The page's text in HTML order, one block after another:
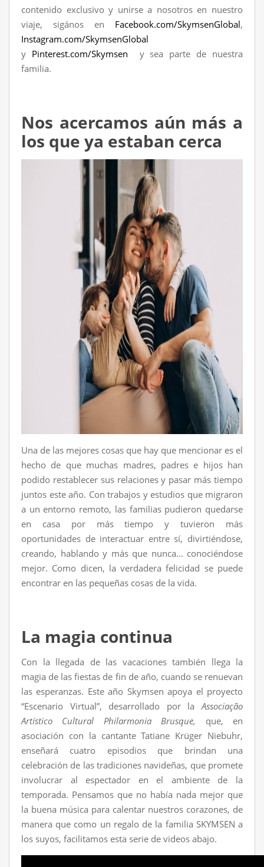
contenido exclusivo y unirse a nosotros en nuestro
viaje, sigános en Facebook.com/SkymsenGlobal,
Instagram.com/SkymsenGlobal
y Pinterest.com/Skymsen y sea parte de nuestra
familia.
Nos acercamos aún más a
los que ya estaban cerca
Una de las mejores cosas que hay que mencionar es el
hecho de que muchas madres, padres e hijos han
podido restablecer sus relaciones y pasar más tiempo
juntos este año. Con trabajos y estudios que migraron
a un entorno remoto, las familias pudieron quedarse
en casa por más tiempo y tuvieron más
oportunidades de interactuar entre sí, divirtiéndose,
creando, hablando y más que nunca... conociéndose
mejor. Como dicen, la verdadera felicidad se puede
encontrar en las pequeñas cosas de la vida.
La magia continua
Con la llegada de las vacaciones también llega la
magia de las fiestas de fin de año, cuando se renuevan
las esperanzas. Este año Skymsen apoya el proyecto
“Escenario Virtual”, desarrollado por la Associação
Artístico Cultural Philarmonia Brusque,
que, en
asociación con la cantante Tatiane Krüger Niebuhr,
enseñará cuatro episodios que brindan una
celebración de las tradiciones navideñas, que promete
involucrar al espectador en el ambiente de la
temporada. Pensamos que no había nada mejor que
la buena música para calentar nuestros corazones, de
manera que como un regalo de la familia SKYMSEN a
los suyos, facilitamos esta serie de videos abajo.